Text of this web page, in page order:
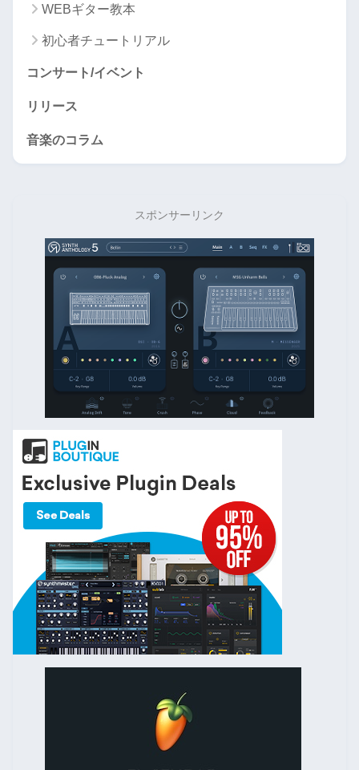
WEBギター教本
初心者チュートリアル
コンサート/イベント
リリース
音楽のコラム
スポンサーリンク